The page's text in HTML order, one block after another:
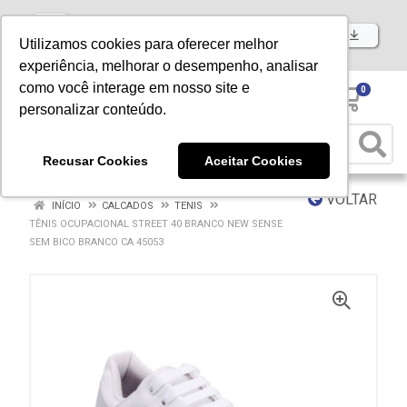
Utilizamos cookies para oferecer melhor
experiência, melhorar o desempenho, analisar
como você interage em nosso site e
personalizar conteúdo.
Recusar Cookies Aceitar Cookies
Baixe já nosso APP
0
VOLTAR
INÍCIO CALCADOS
TENIS
TÊNIS OCUPACIONAL STREET 40 BRANCO NEW SENSE
SEM BICO BRANCO CA 45053